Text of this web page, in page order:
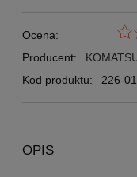
Ocena:
Producent:
Kod produktu:
226-
OPIS